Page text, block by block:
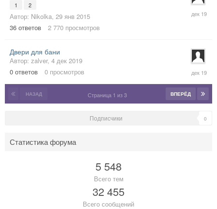
1 2
Автор: Nikolka, 29 янв 2015
36 ответов 2 770 просмотров
дек
Двери для бани
Автор: zalver, 4 дек 2019
0 ответов 0 просмотров
дек
2019
НАЗАД ВПЕРЁД
Страница 1 из 3
Подписчики 0
Статистика форума
5 548
Всего тем
32 455
Всего сообщений